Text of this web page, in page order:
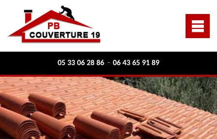
05 33 06 28 86 - 06 43 65 91 89